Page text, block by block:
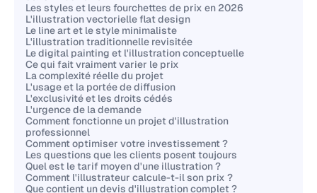
Les styles et leurs fourchettes de prix en 2026
L'illustration vectorielle flat design
Le line art et le style minimaliste
L'illustration traditionnelle revisitée
Le digital painting et l'illustration conceptuelle
Ce qui fait vraiment varier le prix
La complexité réelle du projet
L'usage et la portée de diffusion
L'exclusivité et les droits cédés
L'urgence de la demande
Comment fonctionne un projet d'illustration
professionnel
Comment optimiser votre investissement ?
Les questions que les clients posent toujours
Quel est le tarif moyen d'une illustration ?
Comment l'illustrateur calcule-t-il son prix ?
Que contient un devis d'illustration complet ?